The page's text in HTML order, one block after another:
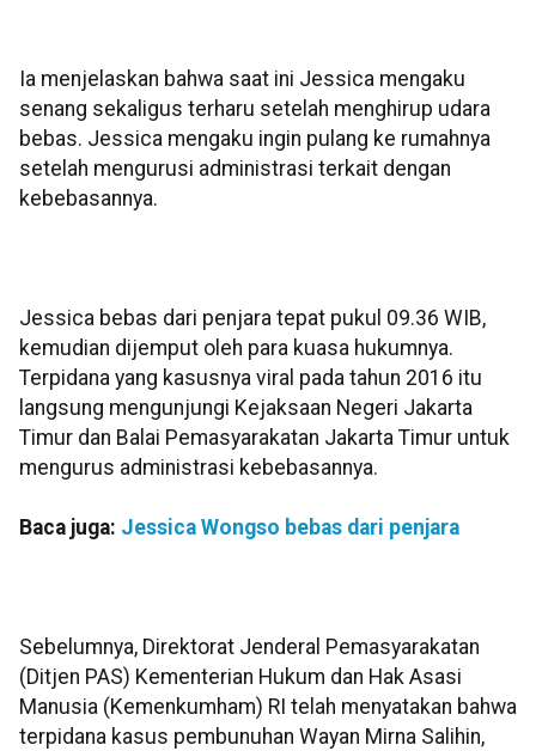
Ia menjelaskan bahwa saat ini Jessica mengaku
senang sekaligus terharu setelah menghirup udara
bebas. Jessica mengaku ingin pulang ke rumahnya
setelah mengurusi administrasi terkait dengan
kebebasannya.
Jessica bebas dari penjara tepat pukul 09.36 WIB,
kemudian dijemput oleh para kuasa hukumnya.
Terpidana yang kasusnya viral pada tahun 2016 itu
langsung mengunjungi Kejaksaan Negeri Jakarta
Timur dan Balai Pemasyarakatan Jakarta Timur untuk
mengurus administrasi kebebasannya.
Baca juga: Jessica Wongso bebas dari penjara
Sebelumnya, Direktorat Jenderal Pemasyarakatan
(Ditjen PAS) Kementerian Hukum dan Hak Asasi
Manusia (Kemenkumham) RI telah menyatakan bahwa
terpidana kasus pembunuhan Wayan Mirna Salihin,